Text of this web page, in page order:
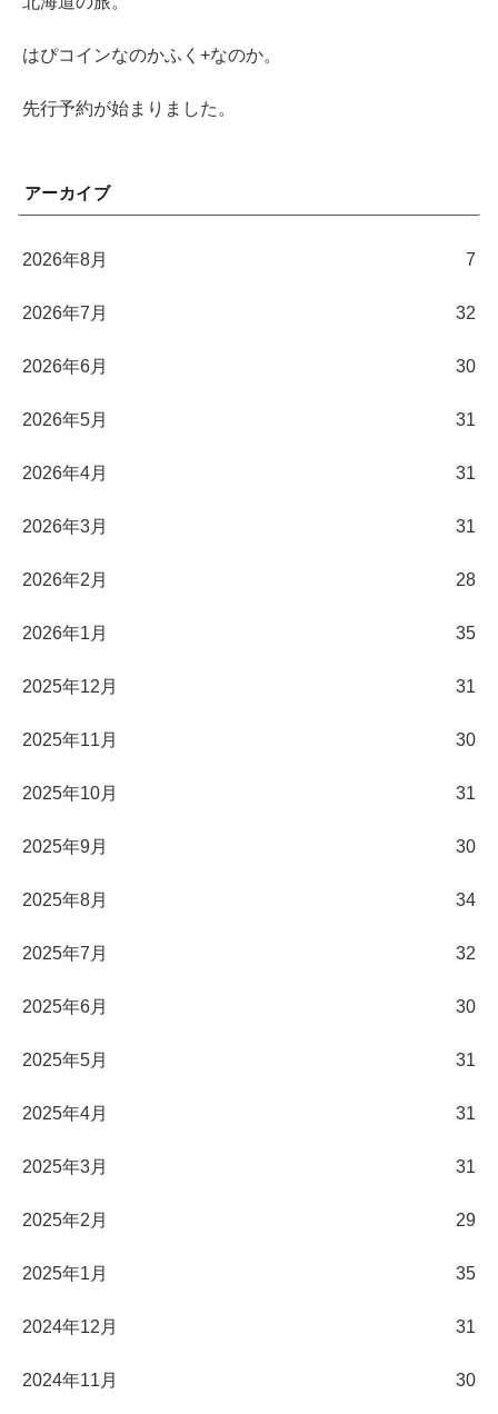
はぴコインなのかふく+なのか。
先行予約が始まりました。
アーカイブ
2026年8月 7
2026年7月 32
2026年6月 30
2026年5月 31
2026年4月 31
2026年3月 31
2026年2月 28
2026年1月 35
2025年12月 31
2025年11月 30
2025年10月 31
2025年9月 30
2025年8月 34
2025年7月 32
2025年6月 30
2025年5月 31
2025年4月 31
2025年3月 31
2025年2月 29
2025年1月 35
2024年12月 31
2024年11月 30